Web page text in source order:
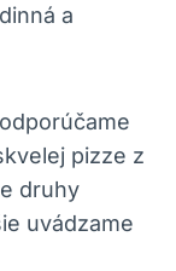
a
pizze z
druhy
uvádzame